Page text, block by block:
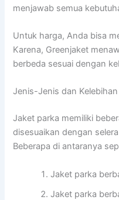
menjawab semua
Untuk harga, Anda bisa
Karena, Greenjaket
berbeda sesuai dengan
Jenis-Jenis dan
Jaket parka memiliki
disesuaikan dengan
Beberapa di antaranya
Jaket parka
Jaket parka